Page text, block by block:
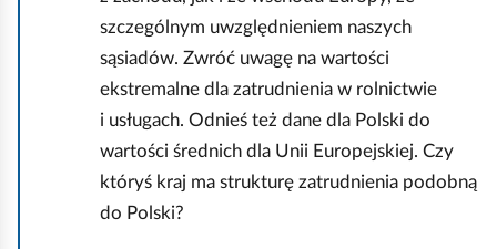
szczególnym uwzględnieniem naszych
sąsiadów. Zwróć uwagę na wartości
ekstremalne dla zatrudnienia w rolnictwie
i usługach. Odnieś też dane dla Polski do
wartości średnich dla Unii Europejskiej. Czy
któryś kraj ma strukturę zatrudnienia podobną
do Polski?